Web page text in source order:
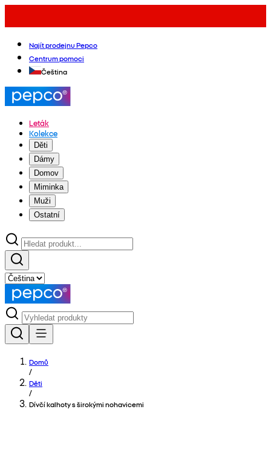
Najít prodejnu Pepco
Centrum pomoci
Čeština
Leták
Kolekce
Děti
Dámy
Domov
Miminka
Muži
Ostatní
Domů
/
Děti
/
Dívčí kalhoty s širokými nohavicemi